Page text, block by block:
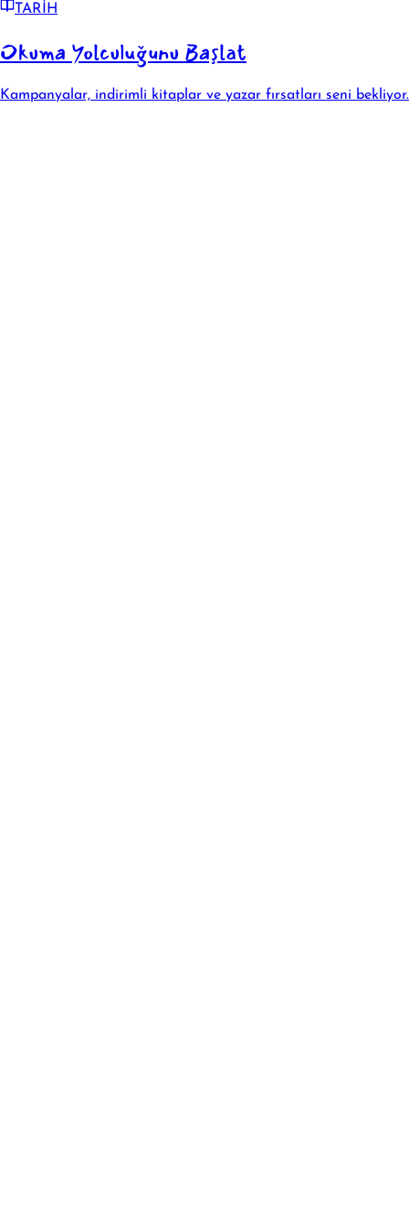
TARİH
Okuma Yolculuğunu Başlat
Kampanyalar, indirimli kitaplar ve yazar fırsatları seni bekliyor.